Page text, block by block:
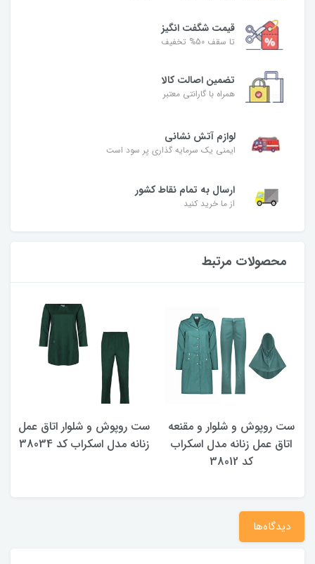
قیمت شگفت‌ انگیز
تا سقف 50% تخفیف
تضمین اصالت کالا
همراه با گارانتی معتبر
لوازم آتش نشانی
ایمنی یک سرمایه گذاری پر سود است
ارسال به تمام نقاط کشور
از ما خرید کنید
محصولات مرتبط
ست روپوش و شلوار و مقنعه
اتاق عمل زنانه مدل اسکراب
کد 38012
ست روپوش و شلوار اتاق عمل
زنانه مدل اسکراب کد 38034
دیدگاه‌ها